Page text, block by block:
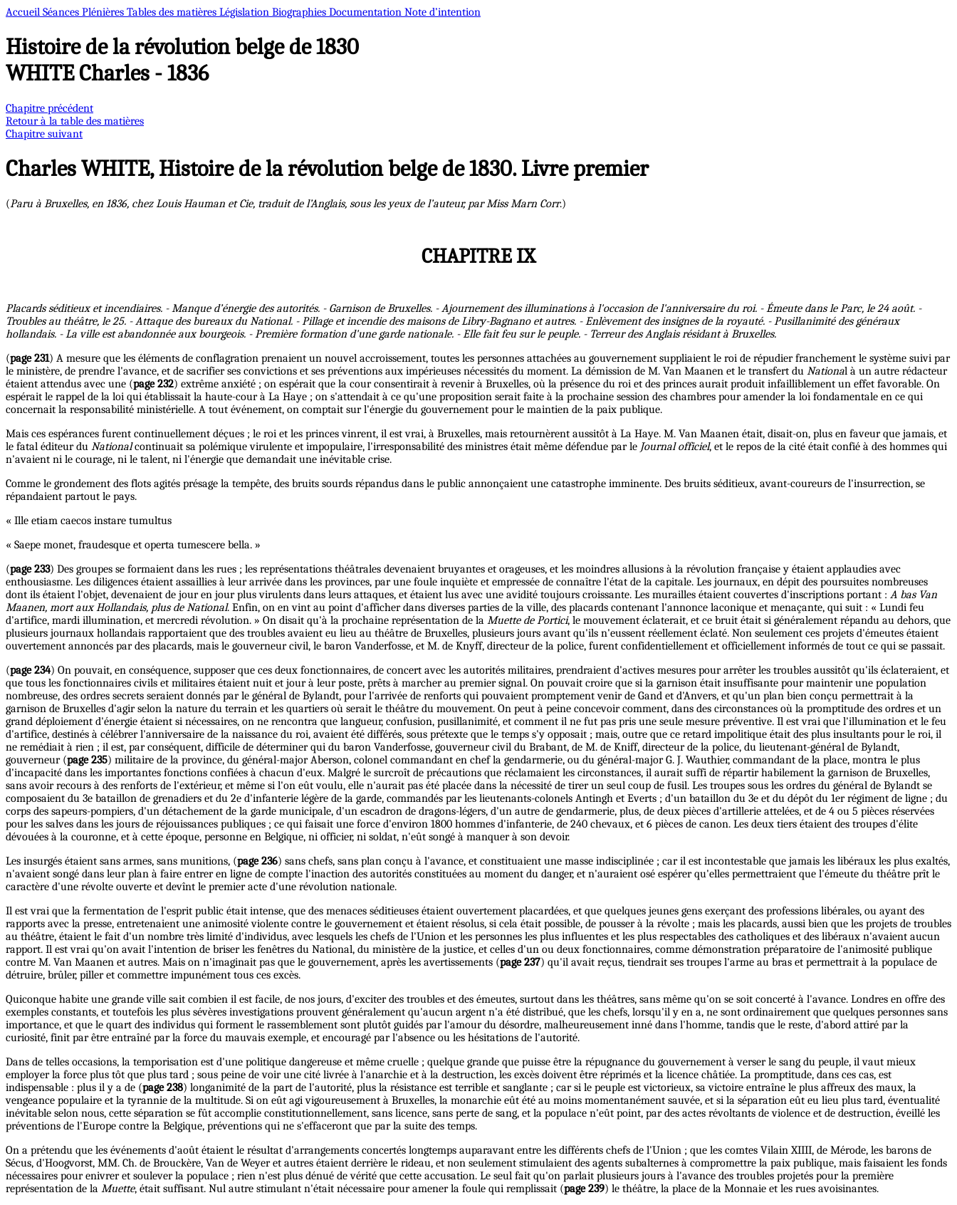
Accueil Séances Plénières Tables des matières Législation Biographies Documentation Note d’intention
Histoire de la révolution belge de 1830
WHITE Charles - 1836
Chapitre précédent
Retour à la table des matières
Chapitre suivant
Charles WHITE, Histoire de la révolution belge de 1830. Livre premier
(Paru à Bruxelles, en 1836, chez Louis Hauman et Cie, traduit de l’Anglais, sous les yeux de l’auteur, par Miss Marn Corr.)
CHAPITRE IX
Placards séditieux et incendiaires. - Manque d’énergie des autorités. - Garnison de Bruxelles. - Ajournement des illuminations à l'occasion de l'anniversaire du roi. - Émeute dans le Parc, le 24 août. -
Troubles au théâtre, le 25. - Attaque des bureaux du National. - Pillage et incendie des maisons de Libry-Bagnano et autres. - Enlèvement des insignes de la royauté. - Pusillanimité des généraux
hollandais. - La ville est abandonnée aux bourgeois. - Première formation d'une garde nationale. - Elle fait feu sur le peuple. - Terreur des Anglais résidant à Bruxelles.
(page 231) A mesure que les éléments de conflagration prenaient un nouvel accroissement, toutes les personnes attachées au gouvernement suppliaient le roi de répudier franchement le système suivi par
le ministère, de prendre l'avance, et de sacrifier ses convictions et ses préventions aux impérieuses nécessités du moment. La démission de M. Van Maanen et le transfert du National à un autre rédacteur
étaient attendus avec une (page 232) extrême anxiété ; on espérait que la cour consentirait à revenir à Bruxelles, où la présence du roi et des princes aurait produit infailliblement un effet favorable. On
espérait le rappel de la loi qui établissait la haute-cour à La Haye ; on s'attendait à ce qu'une proposition serait faite à la prochaine session des chambres pour amender la loi fondamentale en ce qui
concernait la responsabilité ministérielle. A tout événement, on comptait sur l'énergie du gouvernement pour le maintien de la paix publique.
Mais ces espérances furent continuellement déçues ; le roi et les princes vinrent, il est vrai, à Bruxelles, mais retournèrent aussitôt à La Haye. M. Van Maanen était, disait-on, plus en faveur que jamais, et
le fatal éditeur du Nationalcontinuait sa polémique virulente et impopulaire, l'irresponsabilité des ministres était même défendue par le Journal officiel, et le repos de la cité était confié à des hommes qui
n'avaient ni le courage, ni le talent, ni l'énergie que demandait une inévitable crise.
Comme le grondement des flots agités présage la tempête, des bruits sourds répandus dans le public annonçaient une catastrophe imminente. Des bruits séditieux, avant-coureurs de l'insurrection, se
répandaient partout le pays.
« Ille etiam caecos instare tumultus
« Saepe monet, fraudesque et operta tumescere bella. »
(page 233) Des groupes se formaient dans les rues ; les représentations théâtrales devenaient bruyantes et orageuses, et les moindres allusions à la révolution française y étaient applaudies avec
enthousiasme. Les diligences étaient assaillies à leur arrivée dans les provinces, par une foule inquiète et empressée de connaître l'état de la capitale. Les journaux, en dépit des poursuites nombreuses
dont ils étaient l'objet, devenaient de jour en jour plus virulents dans leurs attaques, et étaient lus avec une avidité toujours croissante. Les murailles étaient couvertes d'inscriptions portant : A bas Van
Maanen, mort aux Hollandais, plus de National. Enfin, on en vint au point d'afficher dans diverses parties de la ville, des placards contenant l'annonce laconique et menaçante, qui suit : « Lundi feu
d'artifice, mardi illumination, et mercredi révolution. » On disait qu'à la prochaine représentation de la Muette de Portici, le mouvement éclaterait, et ce bruit était si généralement répandu au dehors, que
plusieurs journaux hollandais rapportaient que des troubles avaient eu lieu au théâtre de Bruxelles, plusieurs jours avant qu'ils n'eussent réellement éclaté. Non seulement ces projets d'émeutes étaient
ouvertement annoncés par des placards, mais le gouverneur civil, le baron Vanderfosse, et M. de Knyff, directeur de la police, furent confidentiellement et officiellement informés de tout ce qui se passait.
(page 234) On pouvait, en conséquence, supposer que ces deux fonctionnaires, de concert avec les autorités militaires, prendraient d'actives mesures pour arrêter les troubles aussitôt qu'ils éclateraient, et
que tous les fonctionnaires civils et militaires étaient nuit et jour à leur poste, prêts à marcher au premier signal. On pouvait croire que si la garnison était insuffisante pour maintenir une population
nombreuse, des ordres secrets seraient donnés par le général de Bylandt, pour l'arrivée de renforts qui pouvaient promptement venir de Gand et d'Anvers, et qu'un plan bien conçu permettrait à la
garnison de Bruxelles d'agir selon la nature du terrain et les quartiers où serait le théâtre du mouvement. On peut à peine concevoir comment, dans des circonstances où la promptitude des ordres et un
grand déploiement d'énergie étaient si nécessaires, on ne rencontra que langueur, confusion, pusillanimité, et comment il ne fut pas pris une seule mesure préventive. Il est vrai que l'illumination et le feu
d'artifice, destinés à célébrer l'anniversaire de la naissance du roi, avaient été différés, sous prétexte que le temps s'y opposait ; mais, outre que ce retard impolitique était des plus insultants pour le roi, il
ne remédiait à rien ; il est, par conséquent, difficile de déterminer qui du baron Vanderfosse, gouverneur civil du Brabant, de M. de Kniff, directeur de la police, du lieutenant-général de Bylandt,
gouverneur (page 235) militaire de la province, du général-major Aberson, colonel commandant en chef la gendarmerie, ou du général-major G. J. Wauthier, commandant de la place, montra le plus
d'incapacité dans les importantes fonctions confiées à chacun d'eux. Malgré le surcroît de précautions que réclamaient les circonstances, il aurait suffi de répartir habilement la garnison de Bruxelles,
sans avoir recours à des renforts de l'extérieur, et même si l'on eût voulu, elle n'aurait pas été placée dans la nécessité de tirer un seul coup de fusil. Les troupes sous les ordres du général de Bylandt se
composaient du 3e bataillon de grenadiers et du 2e d'infanterie légère de la garde, commandés par les lieutenants-colonels Antingh et Everts ; d'un bataillon du 3e et du dépôt du 1er régiment de ligne ; du
corps des sapeurs-pompiers, d'un détachement de la garde municipale, d'un escadron de dragons-légers, d'un autre de gendarmerie, plus, de deux pièces d'artillerie attelées, et de 4 ou 5 pièces réservées
pour les salves dans les jours de réjouissances publiques ; ce qui faisait une force d'environ 1800 hommes d'infanterie, de 240 chevaux, et 6 pièces de canon. Les deux tiers étaient des troupes d'élite
dévouées à la couronne, et à cette époque, personne en Belgique, ni officier, ni soldat, n'eût songé à manquer à son devoir.
Les insurgés étaient sans armes, sans munitions, (page 236) sans chefs, sans plan conçu à l'avance, et constituaient une masse indisciplinée ; car il est incontestable que jamais les libéraux les plus exaltés,
n'avaient songé dans leur plan à faire entrer en ligne de compte l'inaction des autorités constituées au moment du danger, et n'auraient osé espérer qu'elles permettraient que l'émeute du théâtre prît le
caractère d'une révolte ouverte et devînt le premier acte d'une révolution nationale.
Il est vrai que la fermentation de l'esprit public était intense, que des menaces séditieuses étaient ouvertement placardées, et que quelques jeunes gens exerçant des professions libérales, ou ayant des
rapports avec la presse, entretenaient une animosité violente contre le gouvernement et étaient résolus, si cela était possible, de pousser à la révolte ; mais les placards, aussi bien que les projets de troubles
au théâtre, étaient le fait d'un nombre très limité d'individus, avec lesquels les chefs de l'Union et les personnes les plus influentes et les plus respectables des catholiques et des libéraux n'avaient aucun
rapport. Il est vrai qu'on avait l'intention de briser les fenêtres du National, du ministère de la justice, et celles d'un ou deux fonctionnaires, comme démonstration préparatoire de l'animosité publique
contre M. Van Maanen et autres. Mais on n'imaginait pas que le gouvernement, après les avertissements (page 237) qu'il avait reçus, tiendrait ses troupes l'arme au bras et permettrait à la populace de
détruire, brûler, piller et commettre impunément tous ces excès.
Quiconque habite une grande ville sait combien il est facile, de nos jours, d'exciter des troubles et des émeutes, surtout dans les théâtres, sans même qu'on se soit concerté à l'avance. Londres en offre des
exemples constants, et toutefois les plus sévères investigations prouvent généralement qu'aucun argent n'a été distribué, que les chefs, lorsqu'il y en a, ne sont ordinairement que quelques personnes sans
importance, et que le quart des individus qui forment le rassemblement sont plutôt guidés par l'amour du désordre, malheureusement inné dans l'homme, tandis que le reste, d'abord attiré par la
curiosité, finit par être entraîné par la force du mauvais exemple, et encouragé par l'absence ou les hésitations de l'autorité.
Dans de telles occasions, la temporisation est d'une politique dangereuse et même cruelle ; quelque grande que puisse être la répugnance du gouvernement à verser le sang du peuple, il vaut mieux
employer la force plus tôt que plus tard ; sous peine de voir une cité livrée à l'anarchie et à la destruction, les excès doivent être réprimés et la licence châtiée. La promptitude, dans ces cas, est
indispensable : plus il y a de (page 238) longanimité de la part de l'autorité, plus la résistance est terrible et sanglante ; car si le peuple est victorieux, sa victoire entraîne le plus affreux des maux, la
vengeance populaire et la tyrannie de la multitude. Si on eût agi vigoureusement à Bruxelles, la monarchie eût été au moins momentanément sauvée, et si la séparation eût eu lieu plus tard, éventualité
inévitable selon nous, cette séparation se fût accomplie constitutionnellement, sans licence, sans perte de sang, et la populace n'eût point, par des actes révoltants de violence et de destruction, éveillé les
préventions de l'Europe contre la Belgique, préventions qui ne s'effaceront que par la suite des temps.
On a prétendu que les événements d'août étaient le résultat d'arrangements concertés longtemps auparavant entre les différents chefs de l'Union ; que les comtes Vilain XIIII, de Mérode, les barons de
Sécus, d'Hoogvorst, MM. Ch. de Brouckère, Van de Weyer et autres étaient derrière le rideau, et non seulement stimulaient des agents subalternes à compromettre la paix publique, mais faisaient les fonds
nécessaires pour enivrer et soulever la populace ; rien n'est plus dénué de vérité que cette accusation. Le seul fait qu'on parlait plusieurs jours à l'avance des troubles projetés pour la première
représentation de la Muette, était suffisant. Nul autre stimulant n'était nécessaire pour amener la foule qui remplissait (page 239) le théâtre, la place de la Monnaie et les rues avoisinantes.